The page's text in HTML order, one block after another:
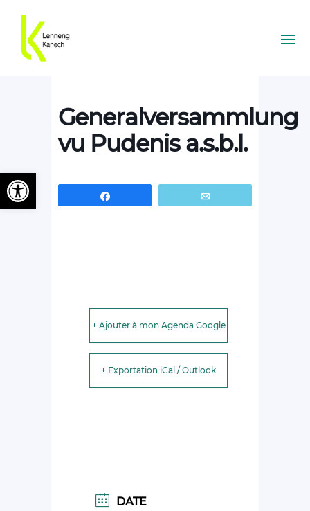
Generalversammlung
vu Pudenis a.s.b.l.
+ Ajouter à mon Agenda Google
+ Exportation iCal / Outlook
DATE
Ouvrir la barre d’outils